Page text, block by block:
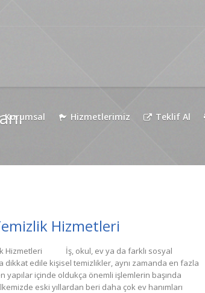
Kurumsal Hizmetlerimiz Teklif Al
Hizmetleri
Hizmetleri İş, okul, ev ya da farklı sosyal
dikkat edile kişisel temizlikler, aynı zamanda en fazla
yapılar içinde oldukça önemli işlemlerin başında
eski yıllardan beri daha çok ev hanımları